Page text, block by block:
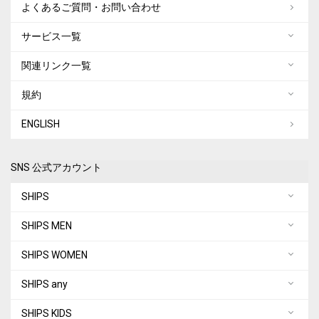
よくあるご質問・お問い合わせ
サービス一覧
関連リンク一覧
規約
ENGLISH
SNS 公式アカウント
SHIPS
SHIPS MEN
SHIPS WOMEN
SHIPS any
SHIPS KIDS